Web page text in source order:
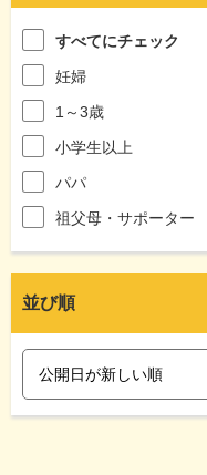
すべてにチェック
妊婦
1～3歳
小学生以上
パパ
祖父母・サポーター
並び順